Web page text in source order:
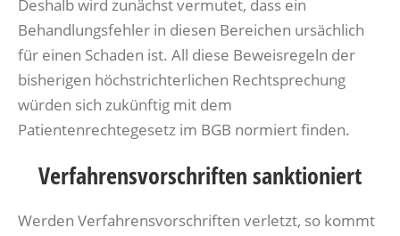
Deshalb wird zunächst vermutet, dass ein
Behandlungsfehler in diesen Bereichen ursächlich
für einen Schaden ist. All diese Beweisregeln der
bisherigen höchstrichterlichen Rechtsprechung
würden sich zukünftig mit dem
Patientenrechtegesetz im BGB normiert finden.
Verfahrensvorschriften sanktioniert
Werden Verfahrensvorschriften verletzt, so kommt